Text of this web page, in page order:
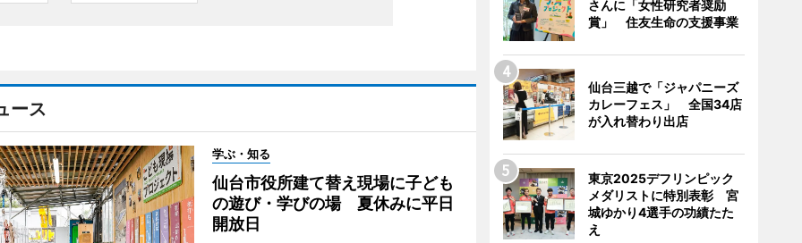
ース
学ぶ・知る
仙台市役所建て替え現場に子ども
の遊び・学びの場 夏休みに平日
開放日
さんに「女性研究者奨励
賞」 住友生命の支援事業
仙台三越で「ジャパニーズ
カレーフェス」 全国34店
が入れ替わり出店
東京2025デフリンピック
メダリストに特別表彰 宮
城ゆかり4選手の功績たた
え